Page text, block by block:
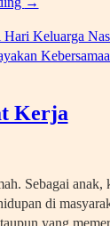
Hari Keluarga
Kerja
Sebagai anak,
di
yang